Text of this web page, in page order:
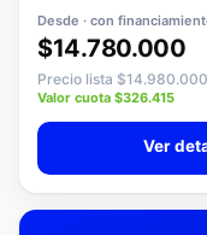
📍 Movicenter
Desde · con financiamiento
$14.780.000
Precio lista $14.980.000
Valor cuota $326.415